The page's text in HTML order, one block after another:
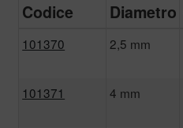
Codice Diametro
101370 2,5 mm
101371 4 mm